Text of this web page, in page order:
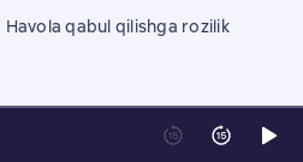
Havola qabul qilishga rozilik